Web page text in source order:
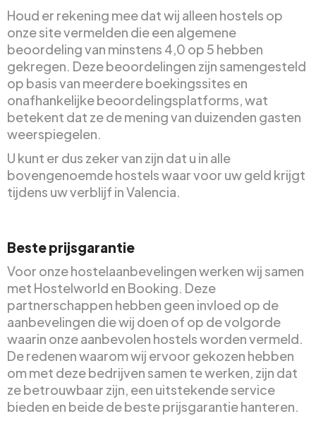
Houd er rekening mee dat wij alleen hostels op
onze site vermelden die een algemene
beoordeling van minstens 4,0 op 5 hebben
gekregen. Deze beoordelingen zijn samengesteld
op basis van meerdere boekingssites en
onafhankelijke beoordelingsplatforms, wat
betekent dat ze de mening van duizenden gasten
weerspiegelen.
U kunt er dus zeker van zijn dat u in alle
bovengenoemde hostels waar voor uw geld krijgt
tijdens uw verblijf in Valencia.
Beste prijsgarantie
Voor onze hostelaanbevelingen werken wij samen
met Hostelworld en Booking. Deze
partnerschappen hebben geen invloed op de
aanbevelingen die wij doen of op de volgorde
waarin onze aanbevolen hostels worden vermeld.
De redenen waarom wij ervoor gekozen hebben
om met deze bedrijven samen te werken, zijn dat
ze betrouwbaar zijn, een uitstekende service
bieden en beide de beste prijsgarantie hanteren.